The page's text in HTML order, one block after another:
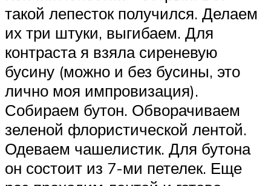
такой лепесток получился. Делаем
их три штуки, выгибаем. Для
контраста я взяла сиреневую
бусину (можно и без бусины, это
лично моя импровизация).
Собираем бутон. Обворачиваем
зеленой флористической лентой.
Одеваем чашелистик. Для бутона
он состоит из 7-ми петелек. Еще